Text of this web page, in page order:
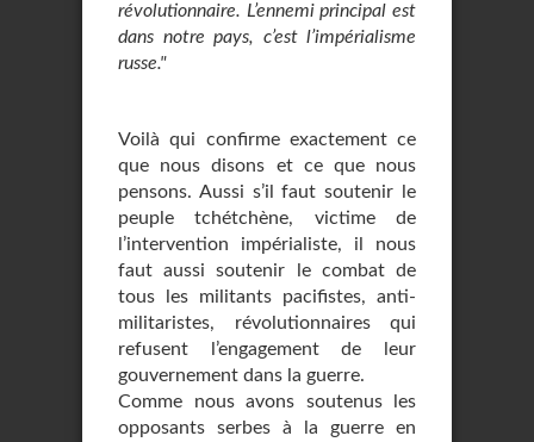
révolutionnaire. L’ennemi principal est
dans notre pays, c’est l’impérialisme
russe."
Voilà qui confirme exactement ce
que nous disons et ce que nous
pensons. Aussi s’il faut soutenir le
peuple tchétchène, victime de
l’intervention impérialiste, il nous
faut aussi soutenir le combat de
tous les militants pacifistes, anti-
militaristes, révolutionnaires qui
refusent l’engagement de leur
gouvernement dans la guerre.
Comme nous avons soutenus les
opposants serbes à la guerre en